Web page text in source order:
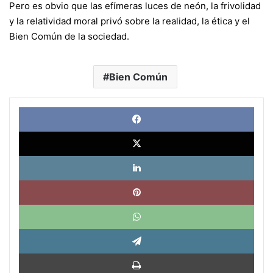
Pero es obvio que las efímeras luces de neón, la frivolidad
y la relatividad moral privó sobre la realidad, la ética y el
Bien Común de la sociedad.
Bien Común
X